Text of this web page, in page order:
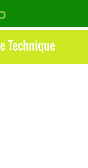
Technique